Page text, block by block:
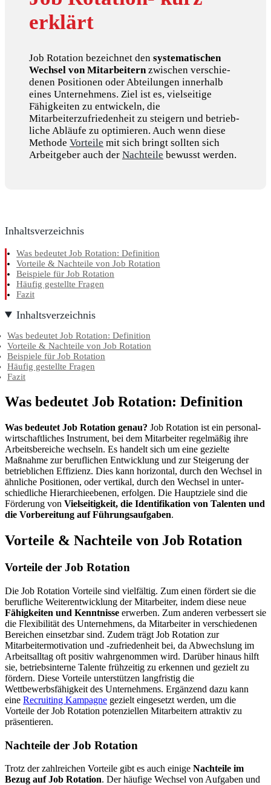
erklärt
Job Rotation bezeichnet den syste­ma­ti­schen
Wechsel von Mitarbeitern zwischen verschie­
denen Positionen oder Abteilungen innerhalb
eines Unternehmens. Ziel ist es, vielseitige
Fähigkeiten zu entwi­ckeln, die
Mitarbeiterzufriedenheit zu steigern und betrieb­
liche Abläufe zu optimieren. Auch wenn diese
Methode Vorteile mit sich bringt sollten sich
Arbeitgeber auch der Nachteile bewusst werden.
Inhaltsverzeichnis
Was bedeutet Job Rotation: Definition
Vorteile & Nachteile von Job Rotation
Beispiele für Job Rotation
Häufig gestellte Fragen
Fazit
Inhaltsverzeichnis
Was bedeutet Job Rotation: Definition
Vorteile & Nachteile von Job Rotation
Beispiele für Job Rotation
Häufig gestellte Fragen
Fazit
Was bedeutet Job Rotation: Definition
Was bedeutet Job Rotation genau? Job Rotation ist ein perso­nal­
wirt­schaft­liches Instrument, bei dem Mitarbeiter regel­mäßig ihre
Arbeitsbereiche wechseln. Es handelt sich um eine gezielte
Maßnahme zur beruf­lichen Entwicklung und zur Steigerung der
betrieb­lichen Effizienz. Dies kann horizontal, durch den Wechsel in
ähnliche Positionen, oder vertikal, durch den Wechsel in unter­
schied­liche Hierarchieebenen, erfolgen. Die Hauptziele sind die
Förderung von Vielseitigkeit, die Identifikation von Talenten und
die Vorbereitung auf Führungsaufgaben.
Vorteile & Nachteile von Job Rotation
Vorteile der Job Rotation
Die Job Rotation Vorteile sind vielfältig. Zum einen fördert sie die
beruf­liche Weiterentwicklung der Mitarbeiter, indem diese neue
Fähigkeiten und Kenntnisse erwerben. Zum anderen verbessert sie
die Flexibilität des Unternehmens, da Mitarbeiter in verschie­denen
Bereichen einsetzbar sind. Zudem trägt Job Rotation zur
Mitarbeitermotivation und ‑zufrie­denheit bei, da Abwechslung im
Arbeitsalltag oft positiv wahrge­nommen wird. Darüber hinaus hilft
sie, betriebs­in­terne Talente frühzeitig zu erkennen und gezielt zu
fördern. Diese Vorteile unter­stützen langfristig die
Wettbewerbsfähigkeit des Unternehmens. Ergänzend dazu kann
eine Recruiting Kampagne gezielt einge­setzt werden, um die
Vorteile der Job Rotation poten­zi­ellen Mitarbeitern attraktiv zu
präsentieren.
Nachteile der Job Rotation
Trotz der zahlreichen Vorteile gibt es auch einige Nachteile im
Bezug auf Job Rotation. Der häufige Wechsel von Aufgaben und